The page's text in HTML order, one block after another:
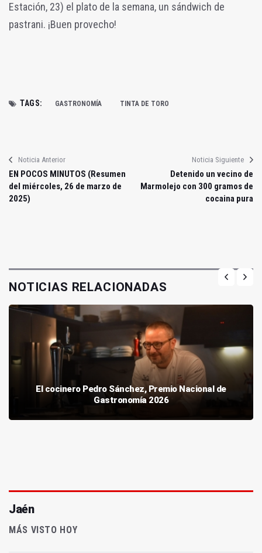
Estación, 23) el plato de la semana, un sándwich de
pastrani. ¡Buen provecho!
TAGS: GASTRONOMÍA TINTA DE TORO
Noticia Anterior
EN POCOS MINUTOS (Resumen
del miércoles, 26 de marzo de
2025)
Noticia Siguiente
Detenido un vecino de
Marmolejo con 300 gramos de
cocaina pura
NOTICIAS RELACIONADAS
El cocinero Pedro Sánchez, Premio Nacional de
Gastronomía 2026
Jaén
MÁS VISTO HOY